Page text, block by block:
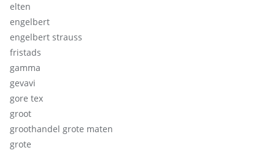
elten
engelbert
engelbert strauss
fristads
gamma
gevavi
gore tex
groot
groothandel grote maten
grote